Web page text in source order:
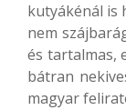
kutyákénál is
nem
és tartalmas,
bátran
magyar